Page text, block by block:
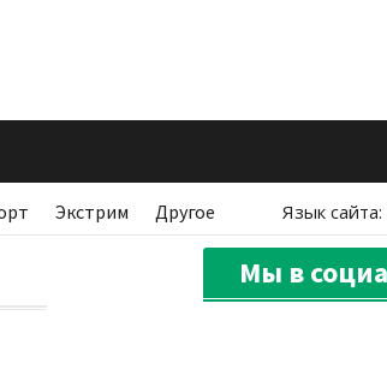
Экстрим Другое Язык сайта:
Мы в